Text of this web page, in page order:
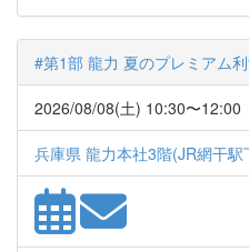
#第1部 龍力 夏のプレミアム
2026/08/08(土) 10:30〜12:00
兵庫県 龍力本社3階(JR網干